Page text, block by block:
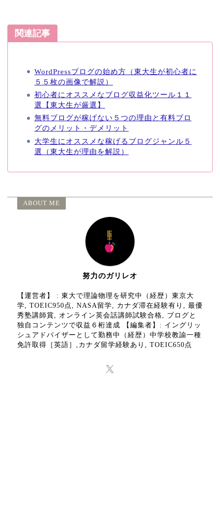
関連記事
WordPressブログの始め方（東大生が初心者に
５５枚の画像で解説）
初心者にオススメなブログ収益化ツール１１
選【東大生が厳選】
無料ブログが稼げない５つの理由と有料ブロ
グのメリット・デメリット
大学生にオススメな稼げるブログジャンル５
選（東大生が理由を解説）
ABOUT ME
努力のガリレオ
【運営者】 : 東大で理論物理を研究中（経歴）東京大
学, TOEIC950点, NASA留学, カナダ滞在経験有り, 最優
秀塾講師賞, オンライン英会話講師試験合格, ブログと
独自コンテンツで収益６桁達成 【編集者】: イングリッ
シュアドバイザーとして勤務中（経歴）中学校教諭一種
免許取得［英語］,カナダ留学経験あり, TOEIC650点